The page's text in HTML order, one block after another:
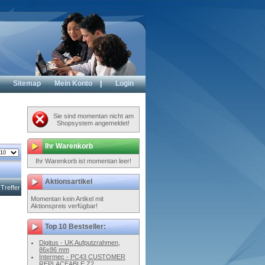
Sitemap Mein Konto | Login
Sie sind momentan nicht am
Shopsystem angemeldet!
Ihr Warenkorb
Ihr Warenkorb ist momentan leer!
Aktionsartikel
Momentan kein Artikel mit
Aktionspreis verfügbar!
Top 10 Bestseller:
Digitus - UK Aufputzrahmen,
86x86 mm
Intermec - PC43 CUSTOMER